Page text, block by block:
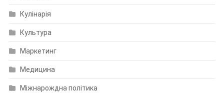
Кулінарія
Культура
Маркетинг
Медицина
Міжнарождна політика